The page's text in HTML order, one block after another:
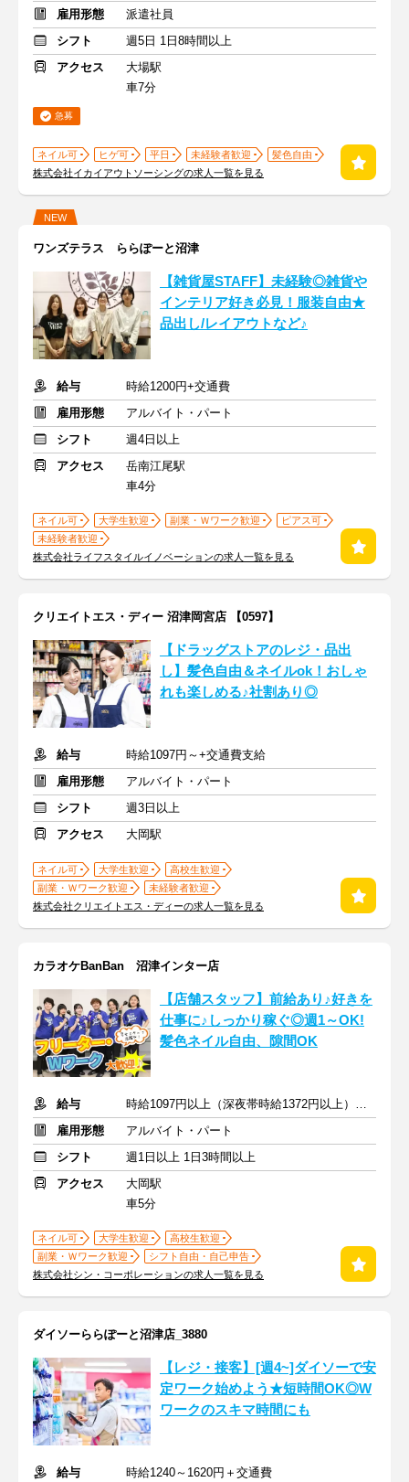
雇用形態
派遣社員
シフト
週5日 1日8時間以上
アクセス
大場駅
車7分
急募
ネイル可 ヒゲ可 平日 未経験者歓迎
髪色自由
株式会社イカイアウトソーシングの求人一覧を見る
NEW
ワンズテラス ららぽーと沼津
【雑貨屋STAFF】未経験◎雑貨や
インテリア好き必見！服装自由★
品出し/レイアウトなど♪
給与
時給1200円+交通費
雇用形態
アルバイト・パート
シフト
週4日以上
アクセス
岳南江尾駅
車4分
ネイル可 大学生歓迎 副業・Ｗワーク歓迎
ピアス可
未経験者歓迎
株式会社ライフスタイルイノベーションの求人一覧を見る
クリエイトエス・ディー 沼津岡宮店 【0597】
【ドラッグストアのレジ・品出
し】髪色自由＆ネイルok！おしゃ
れも楽しめる♪社割あり◎
給与
時給1097円～+交通費支給
雇用形態
アルバイト・パート
シフト
週3日以上
アクセス
大岡駅
ネイル可 大学生歓迎
高校生歓迎
副業・Ｗワーク歓迎
未経験者歓迎
株式会社クリエイトエス・ディーの求人一覧を見る
カラオケBanBan 沼津インター店
【店舗スタッフ】前給あり♪好きを
仕事に♪しっかり稼ぐ◎週1～OK!
髪色ネイル自由、隙間OK
給与
時給1097円以上（深夜帯時給1372円以上） ＋交通費支給
雇用形態
アルバイト・パート
シフト
週1日以上 1日3時間以上
アクセス
大岡駅
車5分
ネイル可 大学生歓迎
高校生歓迎
副業・Ｗワーク歓迎
シフト自由・自己申告
株式会社シン・コーポレーションの求人一覧を見る
ダイソーららぽーと沼津店_3880
【レジ・接客】[週4~]ダイソーで安
定ワーク始めよう★短時間OK◎W
ワークのスキマ時間にも
給与
時給1240～1620円＋交通費